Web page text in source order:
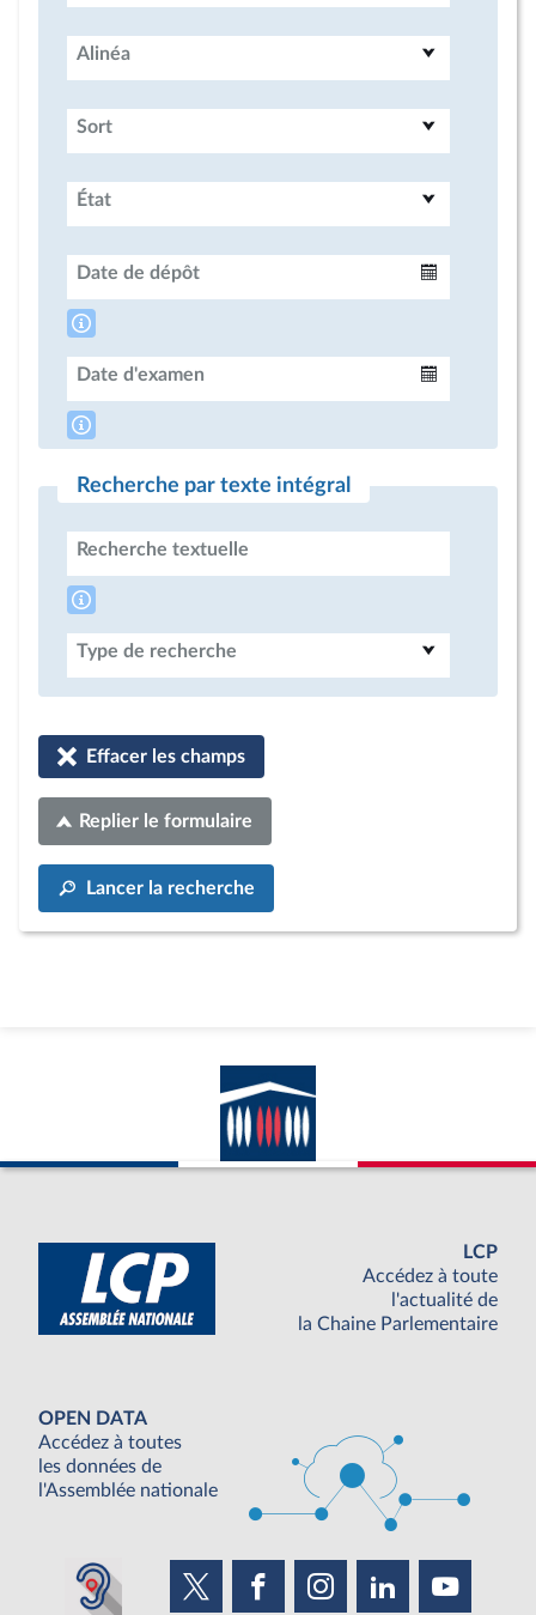
Alinéa
Sort
État
Date de dépôt
Date d'examen
Recherche par texte intégral
Recherche textuelle
Type de recherche
Effacer les champs
Replier le formulaire
Lancer la recherche
LCP
Accédez à toute
l'actualité de
la Chaine Parlementaire
OPEN DATA
Accédez à toutes
les données de
l'Assemblée nationale